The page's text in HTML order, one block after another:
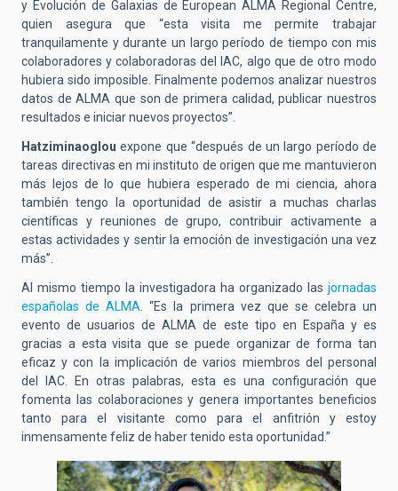
y Evolución de Galaxias de European ALMA Regional Centre,
quien asegura que “esta visita me permite trabajar
tranquilamente y durante un largo período de tiempo con mis
colaboradores y colaboradoras del IAC, algo que de otro modo
hubiera sido imposible. Finalmente podemos analizar nuestros
datos de ALMA que son de primera calidad, publicar nuestros
resultados e iniciar nuevos proyectos”.
Hatziminaoglou expone que “después de un largo período de
tareas directivas en mi instituto de origen que me mantuvieron
más lejos de lo que hubiera esperado de mi ciencia, ahora
también tengo la oportunidad de asistir a muchas charlas
científicas y reuniones de grupo, contribuir activamente a
estas actividades y sentir la emoción de investigación una vez
más”.
Al mismo tiempo la investigadora ha organizado las jornadas
españolas de ALMA . “Es la primera vez que se celebra un
evento de usuarios de ALMA de este tipo en España y es
gracias a esta visita que se puede organizar de forma tan
eficaz y con la implicación de varios miembros del personal
del IAC. En otras palabras, esta es una configuración que
fomenta las colaboraciones y genera importantes beneficios
tanto para el visitante como para el anfitrión y estoy
inmensamente feliz de haber tenido esta oportunidad.”